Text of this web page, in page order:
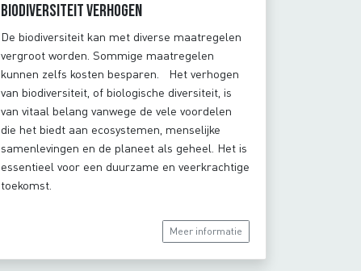
Biodiversiteit verhogen
De biodiversiteit kan met diverse maatregelen
vergroot worden. Sommige maatregelen
kunnen zelfs kosten besparen. Het verhogen
van biodiversiteit, of biologische diversiteit, is
van vitaal belang vanwege de vele voordelen
die het biedt aan ecosystemen, menselijke
samenlevingen en de planeet als geheel. Het is
essentieel voor een duurzame en veerkrachtige
toekomst.
Meer informatie